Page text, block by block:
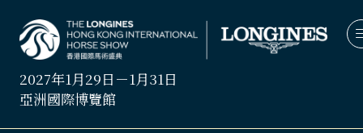
2027年1月29日－1月31日
亞洲國際博覽館